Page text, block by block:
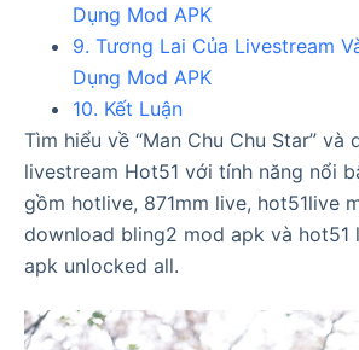
Dụng Mod APK
9. Tương Lai Của Livestream
Dụng Mod APK
10. Kết Luận
Tìm hiểu về “Man Chu Chu Star” và
livestream Hot51 với tính năng nổi
gồm hotlive, 871mm live, hot51live
download bling2 mod apk và hot51
apk unlocked all.